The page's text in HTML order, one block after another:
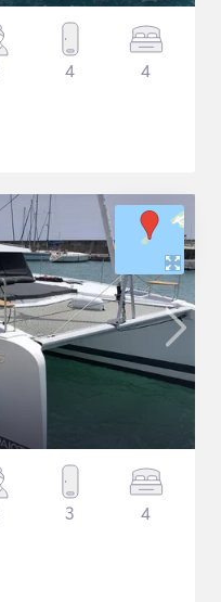
4 4
3 4